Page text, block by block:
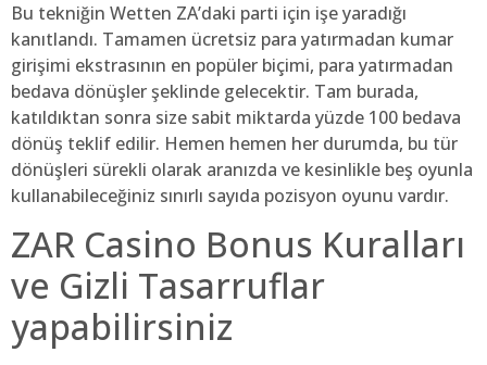
Bu tekniğin Wetten ZA’daki parti için işe yaradığı
kanıtlandı. Tamamen ücretsiz para yatırmadan kumar
girişimi ekstrasının en popüler biçimi, para yatırmadan
bedava dönüşler şeklinde gelecektir. Tam burada,
katıldıktan sonra size sabit miktarda yüzde 100 bedava
dönüş teklif edilir. Hemen hemen her durumda, bu tür
dönüşleri sürekli olarak aranızda ve kesinlikle beş oyunla
kullanabileceğiniz sınırlı sayıda pozisyon oyunu vardır.
ZAR Casino Bonus Kuralları
ve Gizli Tasarruflar
yapabilirsiniz